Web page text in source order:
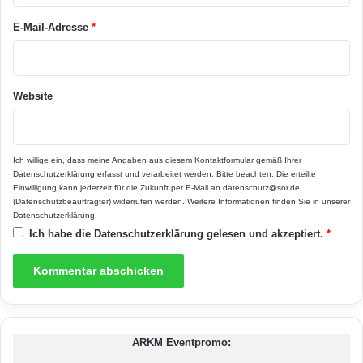
Passt zu jeder Ausstattung: Die runde
Scheibe mit einer 270 Grad Sicht bietet von
allen Seiten des Raumes einen tollen Blick
auf das Feuerspiel. (Foto: epr/Rüegg
Cheminée)
E-Mail-Adresse *
Website
Ich willige ein, dass meine Angaben aus diesem Kontaktformular gemäß Ihrer
Datenschutzerklärung erfasst und verarbeitet werden. Bitte beachten: Die erteilte
Einwilligung kann jederzeit für die Zukunft per E-Mail an datenschutz@sor.de
(Datenschutzbeauftragter) widerrufen werden. Weitere Informationen finden Sie in unserer
Datenschutzerklärung
Ich habe die Datenschutzerklärung gelesen und akzeptiert. *
ARKM Eventpromo: